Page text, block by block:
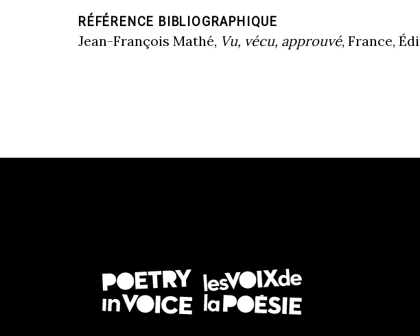
RÉFÉRENCE BIBLIOGRAPHIQUE
Jean-François Mathé, Vu, vécu, approuvé, France,